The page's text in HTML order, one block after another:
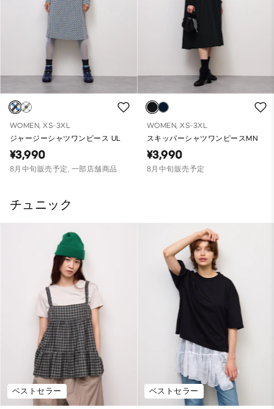
WOMEN, XS-3XL
ジャージーシャツワンピース UL
¥3,990
8月中旬販売予定, 一部店舗商品
WOMEN, XS-3XL
スキッパーシャツワンピースMN
¥3,990
8月中旬販売予定
チュニック
ベストセラー ベストセラー